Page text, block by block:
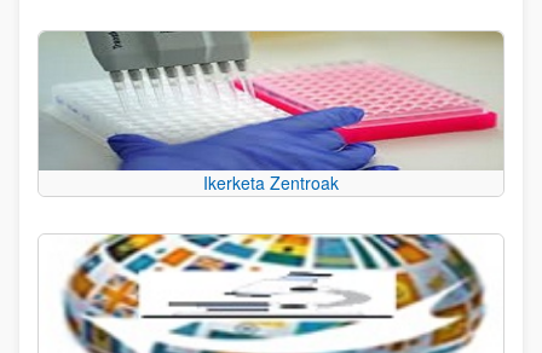
Ikerketa Zentroak